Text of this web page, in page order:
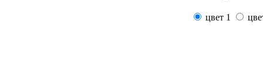
цвет 1